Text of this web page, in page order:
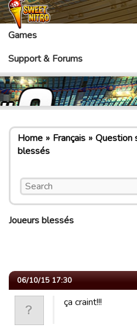
Games
Support & Forums
Home Français Question
blessés
Joueurs blessés
06/10/15 17:30
ça craint!!!